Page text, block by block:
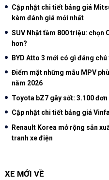
Cập nhật chi tiết bảng giá
kèm đánh giá mới nhất
SUV Nhật tầm 800 triệu: chọn
hơn?
BYD Atto 3 mới có gì đáng
Điểm mặt những mẫu MPV
năm 2026
Toyota bZ7 gây sốt: 3.100
Cập nhật chi tiết bảng giá
Renault Korea mở rộng sản
tranh xe điện
XE MỚI VỀ